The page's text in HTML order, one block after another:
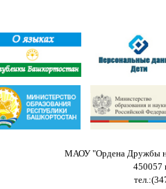
МАОУ "Ордена Дружбы
450057